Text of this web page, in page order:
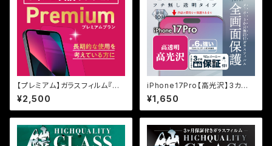
【プレミアム】ガラスフィルム『鎧』
保証オプション
¥2,500
iPhone17Pro【高光沢】3カ月
保証付き『ガラスフィルム鎧』平
面フルカバー
¥1,650